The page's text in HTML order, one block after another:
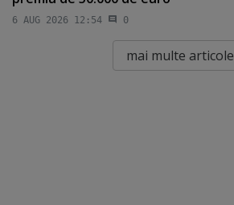
6 AUG 2026 12:54 0
mai multe articole